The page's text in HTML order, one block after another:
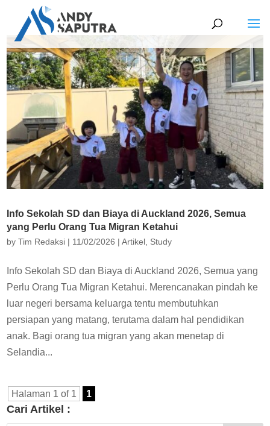
Info Sekolah SD dan Biaya di Auckland 2026, Semua
yang Perlu Orang Tua Migran Ketahui
byTim Redaksi | 11/02/2026 |Artikel, Study
Info Sekolah SD dan Biaya di Auckland 2026, Semua yang
Perlu Orang Tua Migran Ketahui. Merencanakan pindah ke
luar negeri bersama keluarga tentu membutuhkan
persiapan yang matang, terutama dalam hal pendidikan
anak. Bagi orang tua migran yang akan menetap di
Selandia...
Halaman 1 of 1 1
Cari Artikel :